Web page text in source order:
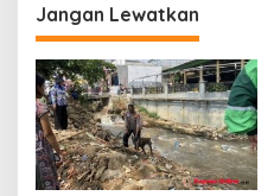
s
i
p
o
s
Jangan Lewatkan